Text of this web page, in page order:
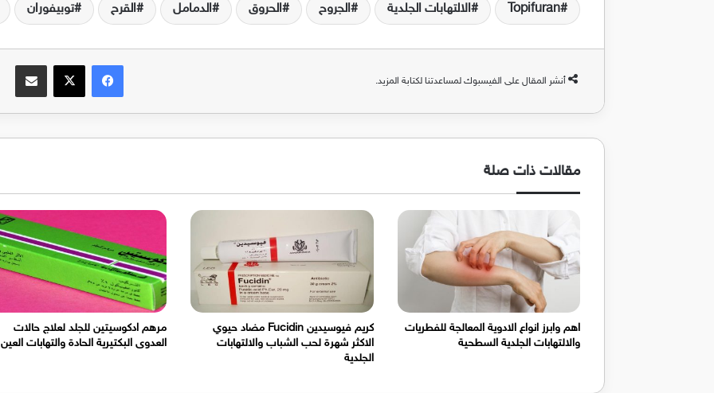
Topifuran الالتهابات الجلدية الجروح الحروق الدمامل القرح توبيفوران
أنشر المقال على الفيسبوك لمساعدتنا لكتابة المزيد.
فيسبوك
مقالات ذات صلة
اهم وابرز انواع الادوية المعالجة للفطريات
والالتهابات الجلدية السطحية
كريم فيوسيدين Fucidin مضاد حيوي
الاكثر شهرة لحب الشباب والالتهابات
الجلدية
مرهم ادكوسيتين للجلد لعلاج حالات
العدوى البكتيرية الحادة والتهابات العين